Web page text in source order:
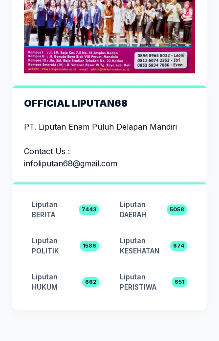
OFFICIAL LIPUTAN68
PT. Liputan Enam Puluh Delapan Mandiri
Contact Us :
infoliputan68@gmail.com
Liputan
BERITA
7443
Liputan
DAERAH
5058
Liputan
POLITIK
1586
Liputan
KESEHATAN
674
Liputan
HUKUM
662
Liputan
PERISTIWA
651